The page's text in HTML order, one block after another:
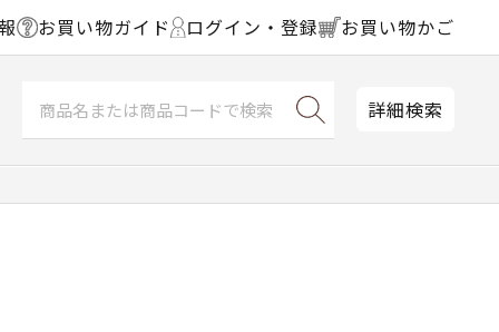
お買い物ガイド ログイン・登録 お買い物かご
詳細検索